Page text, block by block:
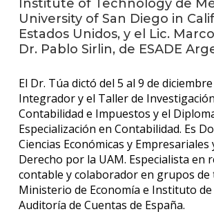
Institute of Technology de
University of San Diego in
Estados Unidos, y el Lic.
Dr. Pablo Sirlin, de ESADE
El Dr. Túa dictó del 5 al 9 de
Integrador y el Taller de
Contabilidad e Impuestos y el
Especialización en Contabilidad. Es
Ciencias Económicas y Empresariales
Derecho por la UAM. Especialista en
contable y colaborador en grupos de
Ministerio de Economía e Instituto
Auditoría de Cuentas de España.